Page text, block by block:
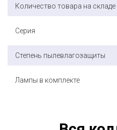
Количество товара на складе
Серия
Степень пылевлагозащиты
Лампы в комплекте